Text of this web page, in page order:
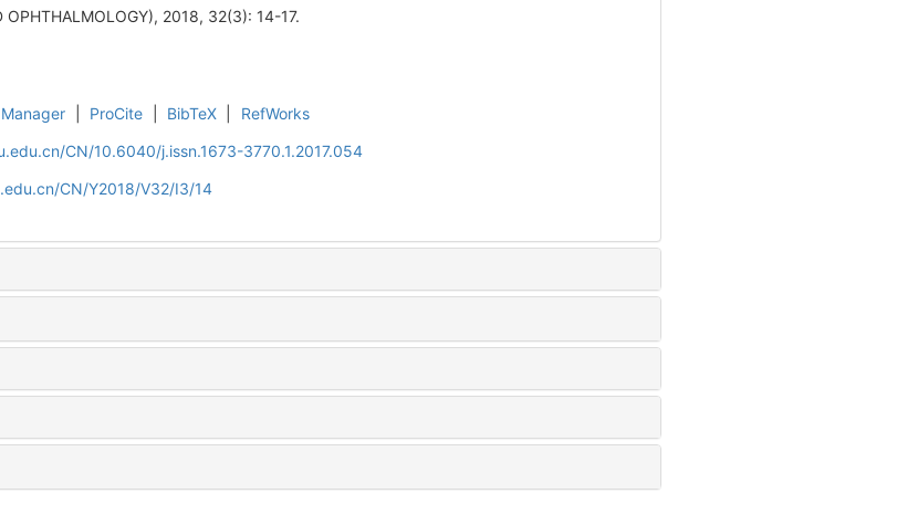
OPHTHALMOLOGY), 2018, 32(3): 14-17.
ProCite BibTeX
RefWorks
CN/10.6040/j.issn.1673-3770.1.2017.054
CN/Y2018/V32/I3/14